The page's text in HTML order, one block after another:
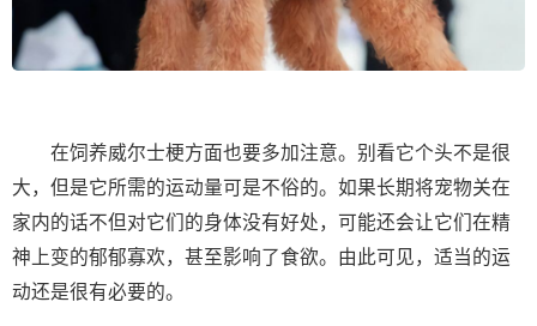
在饲养威尔士梗方面也要多加注意。别看它个头不是很
大，但是它所需的运动量可是不俗的。如果长期将宠物关在
家内的话不但对它们的身体没有好处，可能还会让它们在精
神上变的郁郁寡欢，甚至影响了食欲。由此可见，适当的运
动还是很有必要的。